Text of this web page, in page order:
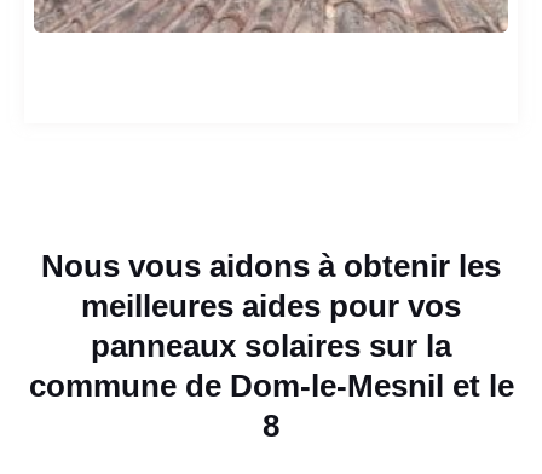
Nous vous aidons à obtenir les
meilleures aides pour vos
panneaux solaires sur la
commune de Dom-le-Mesnil et le
8